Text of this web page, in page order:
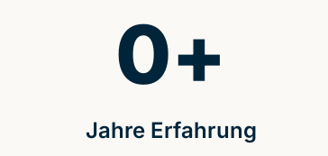
Jahre Erfahrung
0+